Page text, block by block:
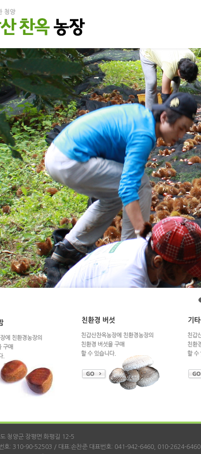
청양군 장평면 화평길 12-5
호: 310-90-52503 / 대표:손찬준 대표번호: 041-942-6460, 010-2624-6460